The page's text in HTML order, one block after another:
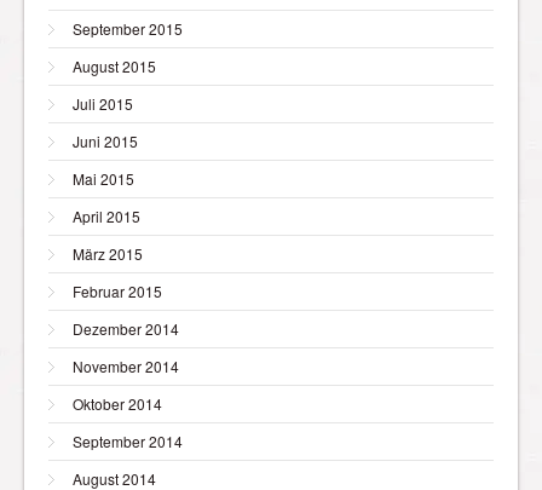
September 2015
August 2015
Juli 2015
Juni 2015
Mai 2015
April 2015
März 2015
Februar 2015
Dezember 2014
November 2014
Oktober 2014
September 2014
August 2014